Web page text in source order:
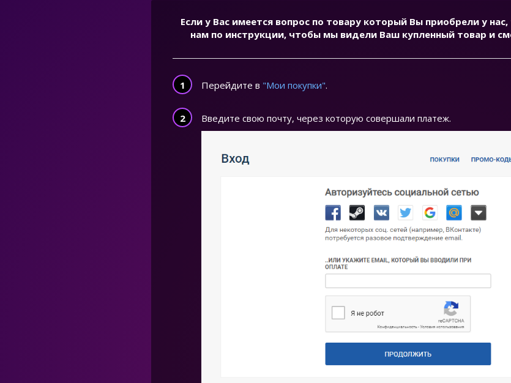
Если у Вас имеется вопрос по товару который Вы приобрели у
нам по инструкции, чтобы мы видели Ваш купленный товар и
Перейдите в "Мои покупки".
Введите свою почту, через которую совершали платеж.